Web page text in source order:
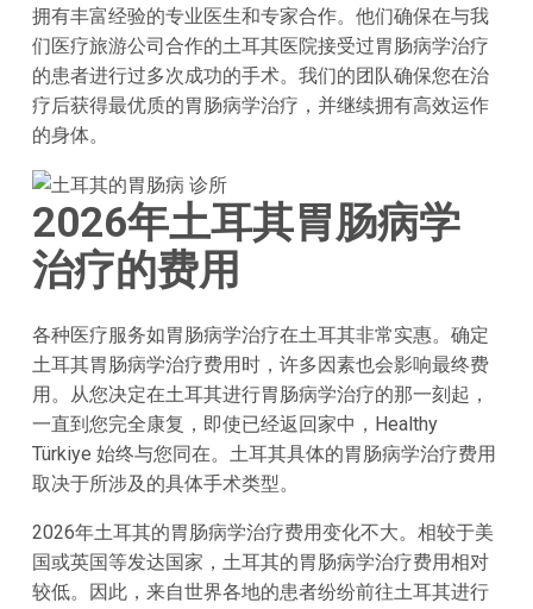
拥有丰富经验的专业医生和专家合作。他们确保在与我
们医疗旅游公司合作的土耳其医院接受过胃肠病学治疗
的患者进行过多次成功的手术。我们的团队确保您在治
疗后获得最优质的胃肠病学治疗，并继续拥有高效运作
的身体。
2026年土耳其胃肠病学
治疗的费用
各种医疗服务如胃肠病学治疗在土耳其非常实惠。确定
土耳其胃肠病学治疗费用时，许多因素也会影响最终费
用。从您决定在土耳其进行胃肠病学治疗的那一刻起，
一直到您完全康复，即使已经返回家中，Healthy
Türkiye 始终与您同在。土耳其具体的胃肠病学治疗费用
取决于所涉及的具体手术类型。
2026年土耳其的胃肠病学治疗费用变化不大。相较于美
国或英国等发达国家，土耳其的胃肠病学治疗费用相对
较低。因此，来自世界各地的患者纷纷前往土耳其进行